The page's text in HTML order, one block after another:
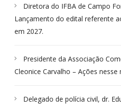
Diretora do IFBA de Campo
Lançamento do edital referente
em 2027.
Presidente da Associação
Cleonice Carvalho – Ações
Delegado de polícia civil, dr.